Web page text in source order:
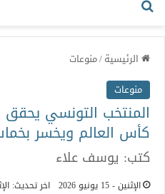
الرئيسية/منوعات
منوعات
المنتخب التونسي يحقق
كأس العالم ويخسر
كتب: يوسف علاء
الإثنين - 15 يونيو 2026
اخر تحديث: الإثنين - 15